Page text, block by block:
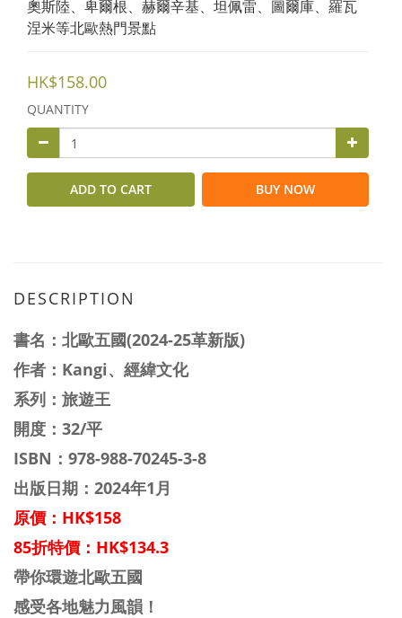
奧斯陸、卑爾根、赫爾辛基、坦佩雷、圖爾庫、羅瓦
涅米等北歐熱門景點
HK$158.00
QUANTITY
ADD TO CART BUY NOW
DESCRIPTION
書名： 北歐五國(2024-25革新版)
作者：Kangi、經緯文化
系列：旅遊王
開度：32/平
ISBN： 978-988-70245-3-8
出版日期：2024年1月
原價：HK$158
85折特價：HK$134.3
帶你環遊北歐五國
感受各地魅力風韻！